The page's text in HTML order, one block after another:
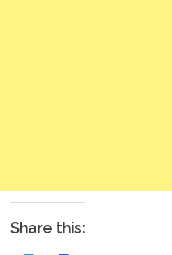
Share this: